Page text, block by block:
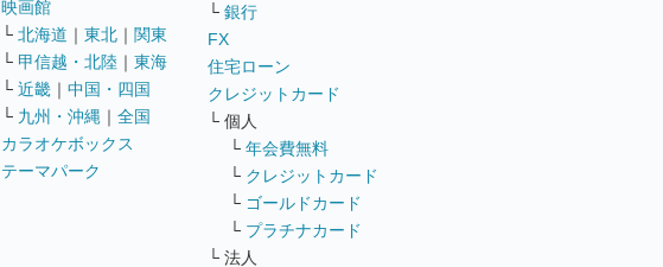
映画館
└ 北海道 ｜ 東北 ｜ 関東
└ 甲信越・北陸 ｜ 東海
└ 近畿 ｜ 中国・四国
└ 九州・沖縄 ｜ 全国
カラオケボックス
テーマパーク
└ 銀行
FX
住宅ローン
クレジットカード
└ 個人
└ 年会費無料
└ クレジットカード
└ ゴールドカード
└ プラチナカード
└ 法人